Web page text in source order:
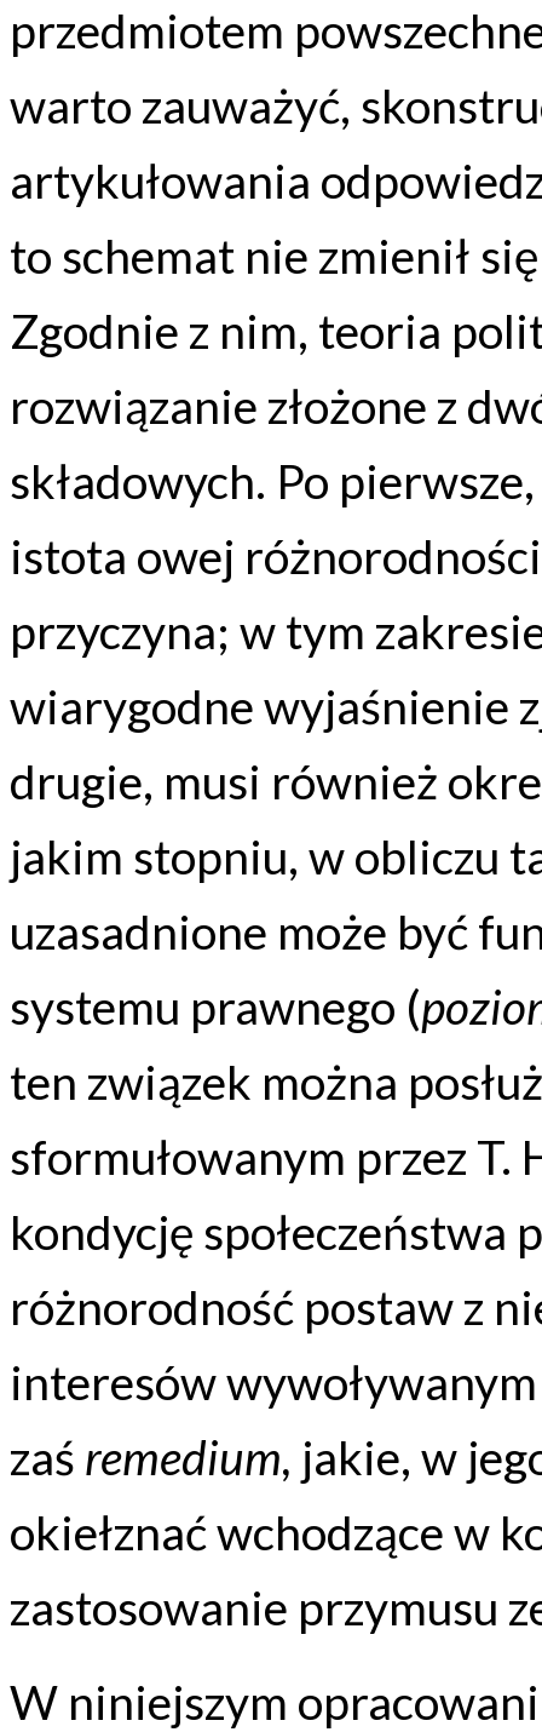
przedmiotem
warto zauważyć,
artykułowania
to schemat nie zmienił
Zgodnie z nim, teoria
rozwiązanie złożone z
składowych. Po
istota owej
przyczyna; w tym
wiarygodne wyjaśnienie
drugie, musi również
jakim stopniu, w obliczu
uzasadnione może być
systemu prawnego (
ten związek można
sformułowanym przez
kondycję społeczeństwa
różnorodność postaw z
interesów
zaś remedium, jakie, w
okiełznać wchodzące w
zastosowanie przymusu
W niniejszym